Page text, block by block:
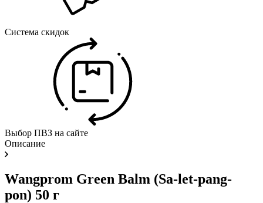
Система скидок
Выбор ПВЗ на сайте
Описание
Wangprom Green Balm (Sa-let-pang-
pon) 50 г